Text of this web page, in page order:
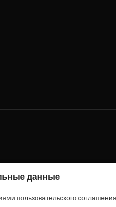
данные
пользовательского соглашения